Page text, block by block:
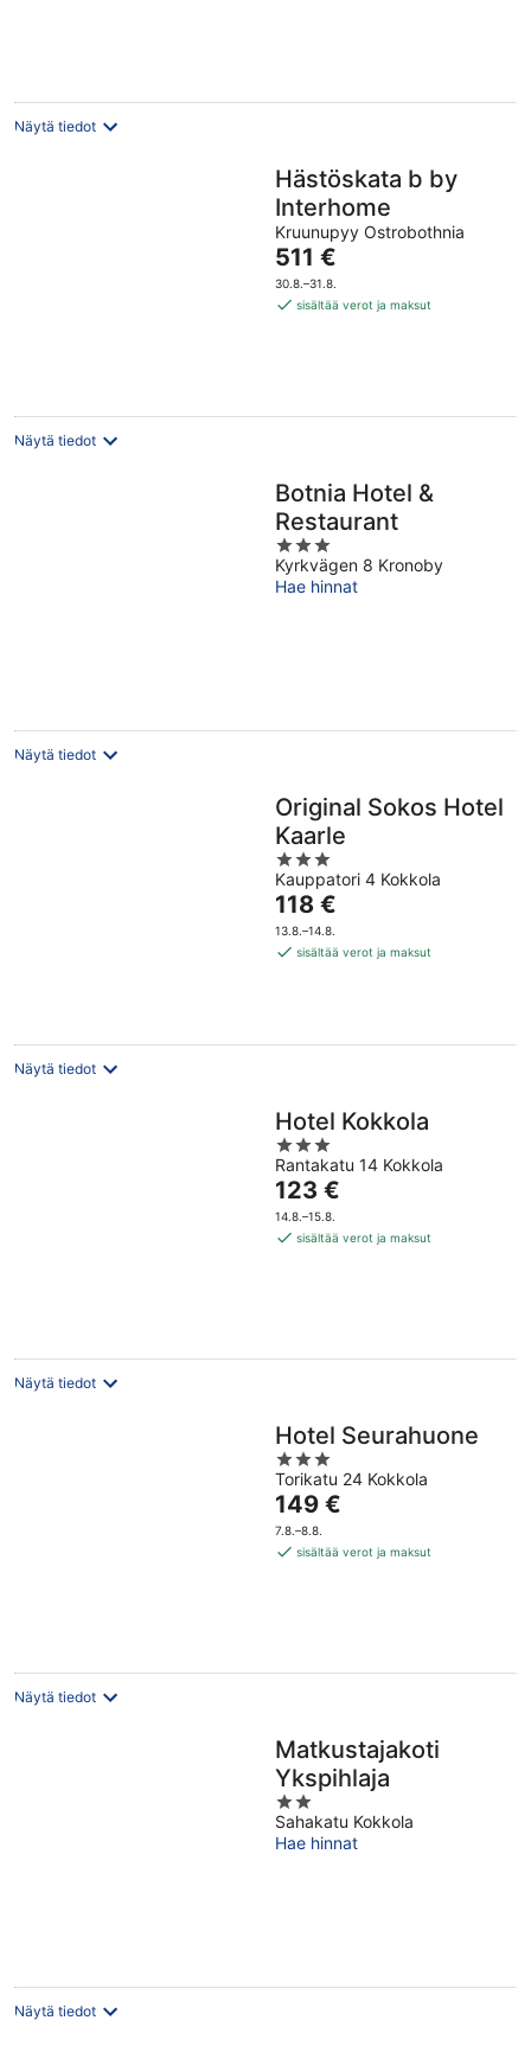
Näytä tiedot
Hästöskata b by
Interhome
Kruunupyy Ostrobothnia
Hinta
on
511 €
511 €
30.8.–31.8.
sisältää verot ja maksut
Näytä tiedot
Botnia Hotel &
Restaurant
3
out
of
Kyrkvägen 8 Kronoby
Hae hinnat
Näytä tiedot
Original Sokos Hotel
Kaarle
3
out
of
5
Kauppatori 4 Kokkola
Hinta
on
118 €
118 €
13.8.–14.8.
sisältää verot ja maksut
Näytä tiedot
Hotel Kokkola
3
out
of
5
Rantakatu 14 Kokkola
Hinta
on
123 €
123 €
14.8.–15.8.
sisältää verot ja maksut
Näytä tiedot
Hotel Seurahuone
3
out
of
5
Torikatu 24 Kokkola
Hinta
on
149 €
149 €
7.8.–8.8.
sisältää verot ja maksut
Näytä tiedot
Matkustajakoti
Ykspihlaja
2
out
of
Sahakatu Kokkola
Hae hinnat
Näytä tiedot